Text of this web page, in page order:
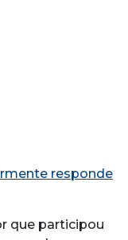
responde
que participou